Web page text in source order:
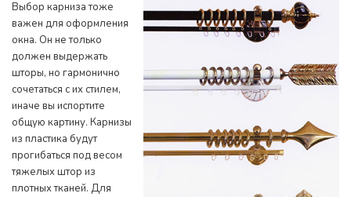
Выбор карниза тоже
важен для оформления
окна. Он не только
должен выдержать
шторы, но гармонично
сочетаться с их стилем,
иначе вы испортите
общую картину. Карнизы
из пластика будут
прогибаться под весом
тяжелых штор из
плотных тканей. Для